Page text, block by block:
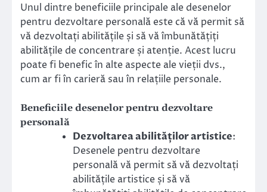
Unul dintre beneficiile principale ale desenelor
pentru dezvoltare personală este că vă permit să
vă dezvoltați abilitățile și să vă îmbunătățiți
abilitățile de concentrare și atenție. Acest lucru
poate fi benefic în alte aspecte ale vieții dvs.,
cum ar fi în carieră sau în relațiile personale.
Beneficiile desenelor pentru dezvoltare
personală
Dezvoltarea abilităților artistice:
Desenele pentru dezvoltare
personală vă permit să vă dezvoltați
abilitățile artistice și să vă